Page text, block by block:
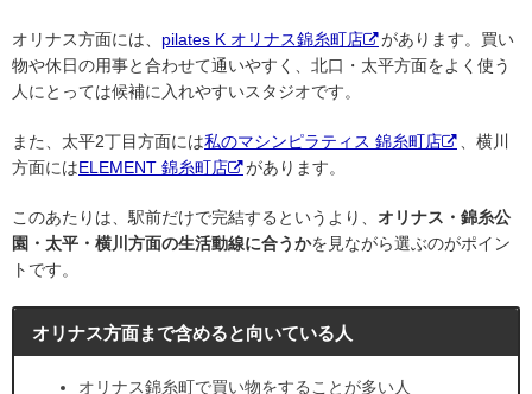
オリナス方面には、 pilates K オリナス錦糸町店
があります。買い
物や休日の用事と合わせて通いやすく、北口・太平方面をよく使う
人にとっては候補に入れやすいスタジオです。
また、太平2丁目方面には私のマシンピラティス 錦糸町店
、横川
方面にはELEMENT 錦糸町店 があります。
このあたりは、駅前だけで完結するというより、 オリナス・錦糸公
園・太平・横川方面の生活動線に合うかを見ながら選ぶのがポイン
トです。
オリナス方面まで含めると向いている人
オリナス錦糸町で買い物をすることが多い人